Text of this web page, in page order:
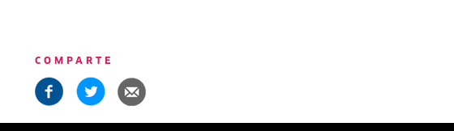
COMPARTE